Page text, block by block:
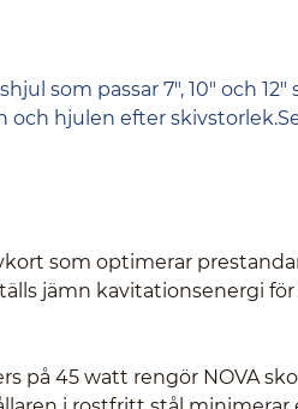
som passar 7", 10" och 12"
hjulen efter
som optimerar
jämn kavitationsenergi
på 45 watt rengör NOVA